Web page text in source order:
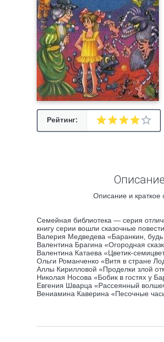
Рейтинг:
Описание и краткое
Семейная библиотека — серия
книгу серии вошли сказочные
Валерия Медведева «Баранкин,
Валентина Брагина «Огородная
Валентина Катаева «Цветик-
Ольги Романченко «Витя в стране
Аллы Кирилловой «Проделки злой
Николая Носова «Бобик в гостях у
Евгения Шварца «Рассеянный
Вениамина Каверина «Песочные